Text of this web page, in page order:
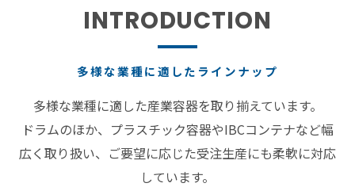
多様な業種に適したラインナップ
INTRODUCTION
多様な業種に適した産業容器を取り揃えています。
ドラムのほか、プラスチック容器やIBCコンテナなど幅
広く取り扱い、ご要望に応じた受注生産にも柔軟に対応
しています。